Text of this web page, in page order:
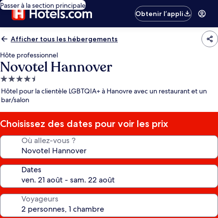
Passer à la section principale
Obtenir l’appli
Afficher tous les hébergements
Hôte professionnel
Novotel Hannover
Hébergement
4.5 étoiles
Hôtel pour la clientèle LGBTQIA+ à Hanovre avec un restaurant et un
bar/salon
Choisissez des dates pour voir les prix
Où allez-vous ?
Dates
Voyageurs